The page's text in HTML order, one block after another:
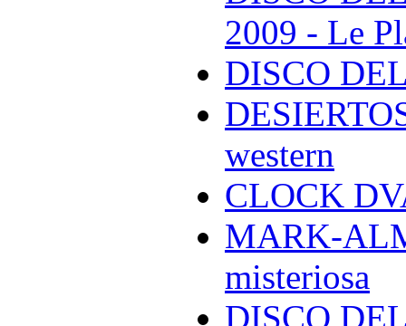
2009 - Le
DISCO
western
CLOCK
MARK-
misteriosa
DISCO